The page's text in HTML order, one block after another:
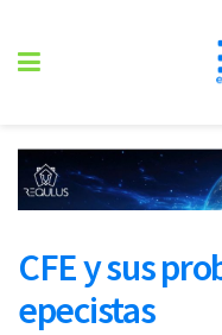
CFE y sus
epecistas